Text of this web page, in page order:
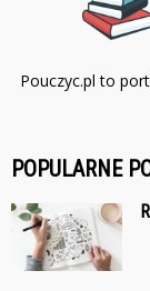
Pouczyc.pl to
POPULARNE